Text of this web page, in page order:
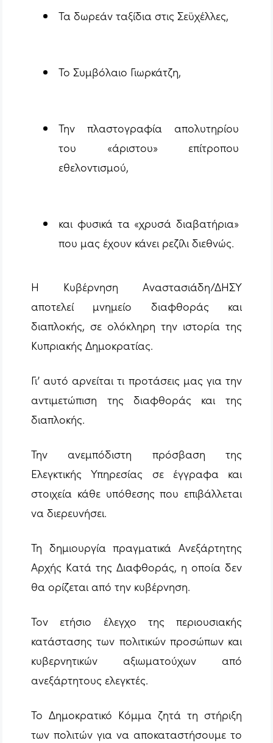
Τα δωρεάν ταξίδια στις Σεϋχέλλες,
Το Συμβόλαιο Γιωρκάτζη,
Την πλαστογραφία απολυτηρίου
του «άριστου» επίτροπου
εθελοντισμού,
και φυσικά τα «χρυσά διαβατήρια»
που μας έχουν κάνει ρεζίλι διεθνώς.
Η Κυβέρνηση Αναστασιάδη/ΔΗΣΥ
αποτελεί μνημείο διαφθοράς και
διαπλοκής, σε ολόκληρη την ιστορία της
Κυπριακής Δημοκρατίας.
Γι’ αυτό αρνείται τι προτάσεις μας για την
αντιμετώπιση της διαφθοράς και της
διαπλοκής.
Την ανεμπόδιστη πρόσβαση της
Ελεγκτικής Υπηρεσίας σε έγγραφα και
στοιχεία κάθε υπόθεσης που επιβάλλεται
να διερευνήσει.
Τη δημιουργία πραγματικά Ανεξάρτητης
Αρχής Κατά της Διαφθοράς, η οποία δεν
θα ορίζεται από την κυβέρνηση.
Τον ετήσιο έλεγχο της περιουσιακής
κατάστασης των πολιτικών προσώπων και
κυβερνητικών αξιωματούχων από
ανεξάρτητους ελεγκτές.
Το Δημοκρατικό Κόμμα ζητά τη στήριξη
των πολιτών για να αποκαταστήσουμε το